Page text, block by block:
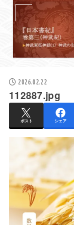
2026.02.22
112887.jpg
ポスト シェア